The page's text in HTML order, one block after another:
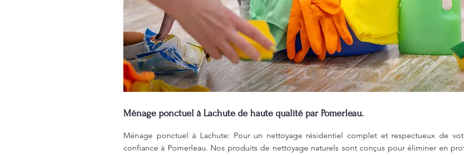
Ménage ponctuel à Lachute de haute qualité par Pomerleau.
Ménage ponctuel à Lachute: Pour un nettoyage résidentiel complet et respectueux de
confiance à Pomerleau. Nos produits de nettoyage naturels sont conçus pour éliminer en